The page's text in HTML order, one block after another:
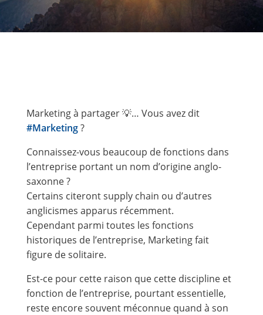
Marketing à partager 💡… Vous avez dit
#Marketing?
Connaissez-vous beaucoup de fonctions dans
l’entreprise portant un nom d’origine anglo-
saxonne ?
Certains citeront supply chain ou d’autres
anglicismes apparus récemment.
Cependant parmi toutes les fonctions
historiques de l’entreprise, Marketing fait
figure de solitaire.
Est-ce pour cette raison que cette discipline et
fonction de l’entreprise, pourtant essentielle,
reste encore souvent méconnue quand à son